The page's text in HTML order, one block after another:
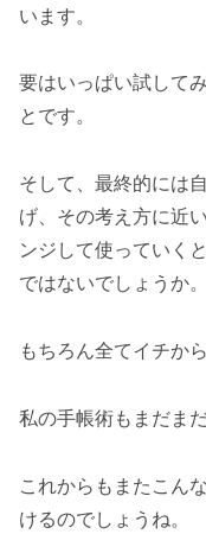
います。
要はいっぱい試して
とです。
そして、最終的には
げ、その考え方に近
ンジして使っていく
ではないでしょうか。
もちろん全てイチか
私の手帳術もまだま
これからもまたこん
けるのでしょうね。